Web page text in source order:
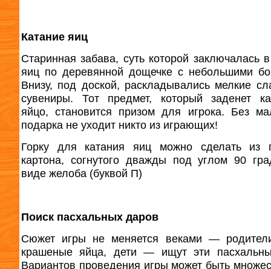
Катание яиц
Старинная забава, суть которой заключалась
яиц по деревянной дощечке с небольшими
Внизу, под доской, раскладывались мелкие
сувениры. Тот предмет, который заденет
яйцо, становится призом для игрока. Без
подарка не уходит никто из играющих!
Горку для катания яиц можно сделать из
картона, согнутого дважды под углом 90
виде желоба (буквой П)
Поиск пасхальных даров
Сюжет игры не меняется веками —
крашеные яйца, дети — ищут эти
Вариантов проведения игры может быть